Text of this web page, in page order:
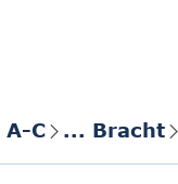
A-C ... Bracht